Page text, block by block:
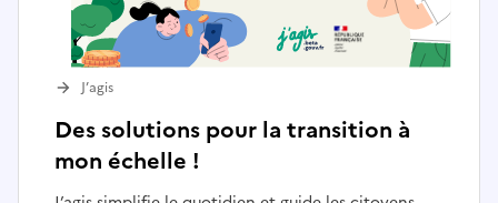
Des solutions pour la transition à
mon échelle !
J’agis